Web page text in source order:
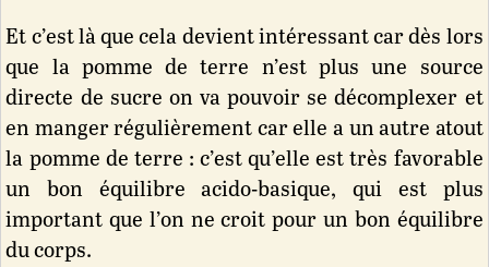
Et c’est là que cela devient intéressant car dès lors
que la pomme de terre n’est plus une source
directe de sucre on va pouvoir se décomplexer et
en manger régulièrement car elle a un autre atout
la pomme de terre : c’est qu’elle est très favorable
un bon équilibre acido-basique, qui est plus
important que l’on ne croit pour un bon équilibre
du corps.